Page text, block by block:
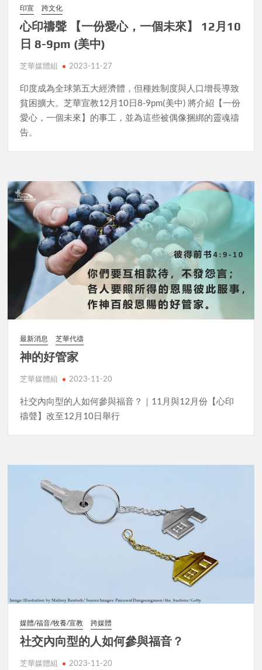
印宣 跨文化
心印禱聲 【一份愛心，一個未來】 12月10
日 8-9pm (美中)
芝華媒體組 2023-11-27
印度成為全球第五大經濟體，但種姓制度與人口增長導致
貧困擴大。芝華宣教12月10日8-9pm(美中) 將介紹​​【一份
愛心，一個未來】的事工，並為這些被偶像捆綁的靈魂禱
告。
最新消息 芝華代禱
神的好管家
芝華媒體組 2023-11-20
社交內向型的人如何參與福音？｜11月與12月份【心印
禱聲】改至12月10日舉行
媒體/福音/牧養/宣教 跨媒體
社交內向型的人如何參與福音？
芝華媒體組 2023-11-20